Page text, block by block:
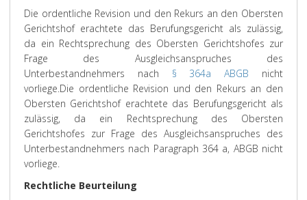
Die ordentliche Revision und den Rekurs an den Obersten
Gerichtshof erachtete das Berufungsgericht als zulässig,
da ein Rechtsprechung des Obersten Gerichtshofes zur
Frage des Ausgleichsanspruches des
Unterbestandnehmers nach § 364a ABGB nicht
vorliege.Die ordentliche Revision und den Rekurs an den
Obersten Gerichtshof erachtete das Berufungsgericht als
zulässig, da ein Rechtsprechung des Obersten
Gerichtshofes zur Frage des Ausgleichsanspruches des
Unterbestandnehmers nach Paragraph 364 a, ABGB nicht
vorliege.
Rechtliche Beurteilung